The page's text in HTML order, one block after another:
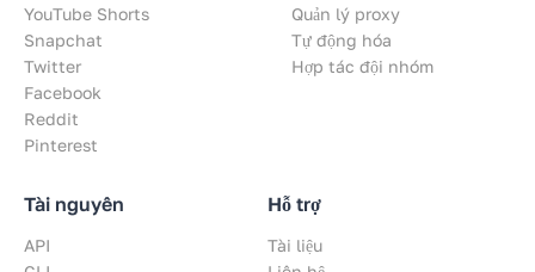
YouTube Shorts
Snapchat
Twitter
Facebook
Reddit
Pinterest
Quản lý proxy
Tự động hóa
Hợp tác đội nhóm
Tài nguyên
API
Hỗ trợ
Tài liệu